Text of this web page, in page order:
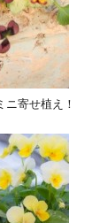
ニ寄せ植え！